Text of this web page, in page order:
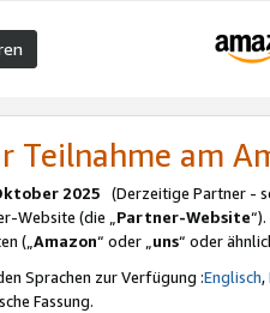
Teilnahme am
2025 (Derzeitige Partner -
Website (die „Partner-Website
(„Amazon“ oder „uns“ oder
Sprachen zur Verfügung :Englisch,
Fassung.